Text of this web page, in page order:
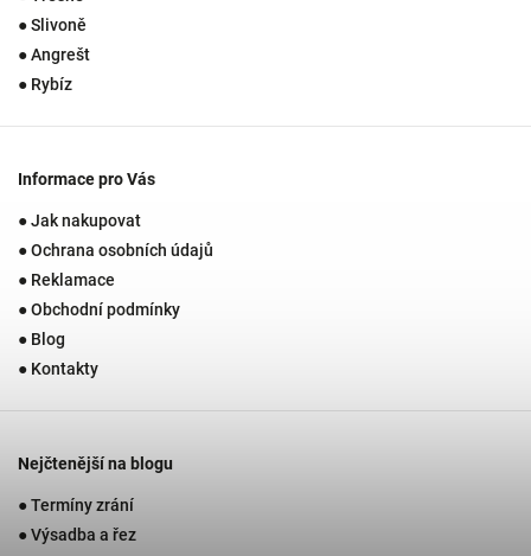
● Slivoně
● Angrešt
● Rybíz
Informace pro Vás
● Jak nakupovat
● Ochrana osobních údajů
● Reklamace
● Obchodní podmínky
● Blog
● Kontakty
Nejčtenější na blogu
● Termíny zrání
● Výsadba a řez